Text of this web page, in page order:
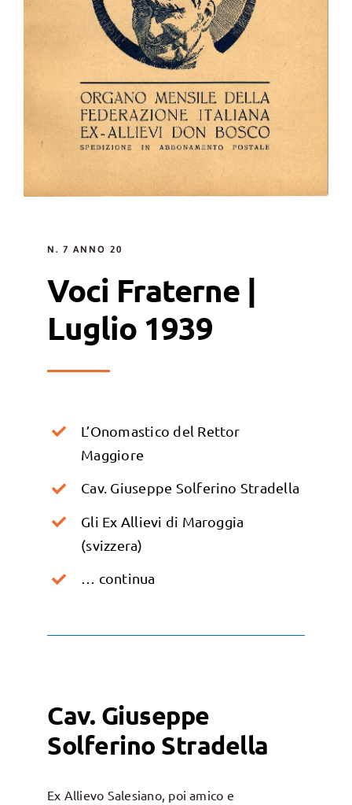
N. 7 ANNO 20
Voci Fraterne |
Luglio 1939
L’Onomastico del Rettor
Maggiore
Cav. Giuseppe Solferino Stradella
Gli Ex Allievi di Maroggia
(svizzera)
… continua
Cav. Giuseppe
Solferino Stradella
Ex Allievo Salesiano, poi amico e